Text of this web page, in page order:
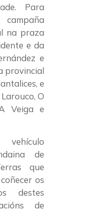
Para
na praza
e da
e
provincial
e
O
Veiga e
de
que
os
destes
de